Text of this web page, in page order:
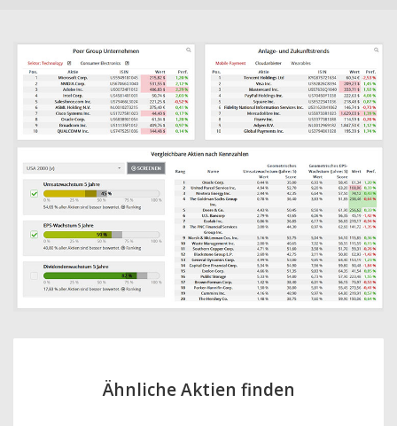
Ähnliche Aktien finden